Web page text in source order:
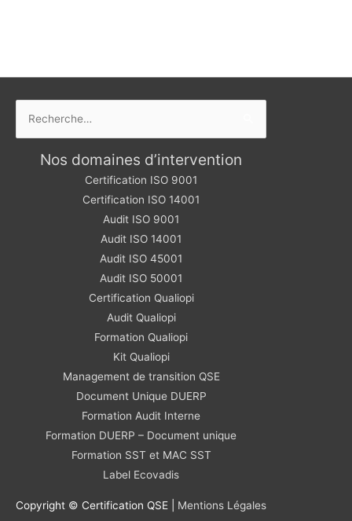
Nos domaines d’intervention
Certification ISO 9001
Certification ISO 14001
Audit ISO 9001
Audit ISO 14001
Audit ISO 45001
Audit ISO 50001
Certification Qualiopi
Audit Qualiopi
Formation Qualiopi
Kit Qualiopi
Management de transition QSE
Document Unique DUERP
Formation Audit Interne
Formation DUERP – Document unique
Formation SST et MAC SST
Label Ecovadis
Copyright © Certification QSE | Mentions Légales